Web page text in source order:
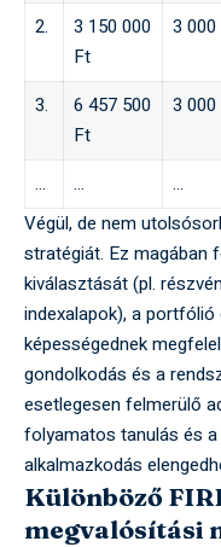
2.
3 150 000
Ft
3
3.
6 457 500
Ft
3
…
… …
Végül, de nem
stratégiát. Ez magában
kiválasztását (pl.
indexalapok), a
képességednek
gondolkodás és a
esetlegesen felmerülő
folyamatos tanulás és
alkalmazkodás
Különböző
megvalósítási